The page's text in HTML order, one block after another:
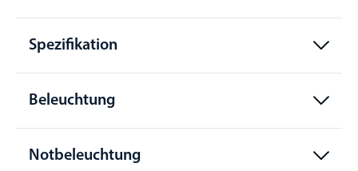
Spezifikation
Beleuchtung
Notbeleuchtung